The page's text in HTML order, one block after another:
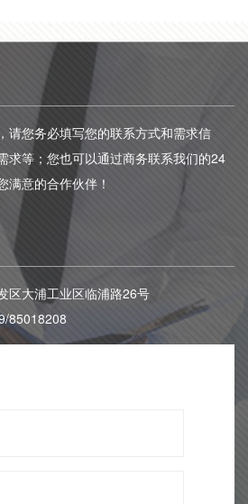
请您务必填写您的联系方式和需求信
求等；您也可以通过商务联系我们的24
满意的合作伙伴！
区大浦工业区临浦路26号
85018208